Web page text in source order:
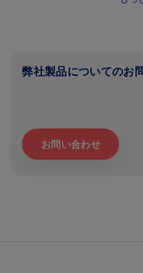
弊社製品についてのお
お問い合わせ